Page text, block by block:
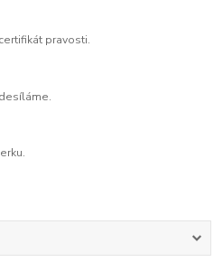
pravosti.